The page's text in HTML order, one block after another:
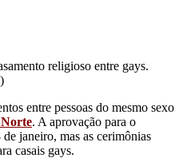
religioso entre gays.
entre pessoas do mesmo sexo
. A aprovação para o
janeiro, mas as cerimônias
casais gays.